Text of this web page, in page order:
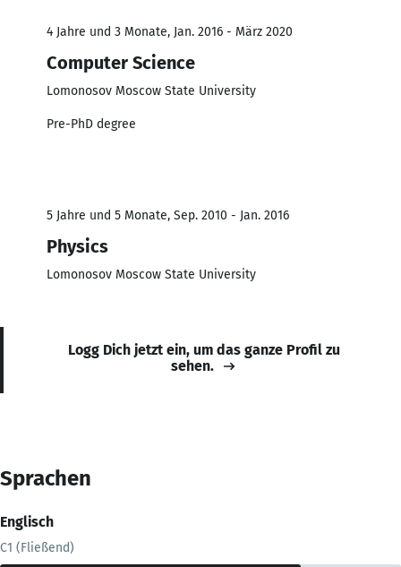
4 Jahre und 3 Monate, Jan. 2016 - März 2020
Computer Science
Lomonosov Moscow State University
Pre-PhD degree
5 Jahre und 5 Monate, Sep. 2010 - Jan. 2016
Physics
Lomonosov Moscow State University
Logg Dich jetzt ein, um das ganze Profil zu
sehen.
Sprachen
Englisch
C1 (Fließend)